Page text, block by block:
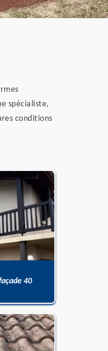
spécialiste,
conditions
40